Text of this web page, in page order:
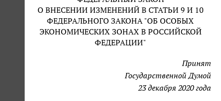
О ВНЕСЕНИИ ИЗМЕНЕНИЙ В СТАТЬИ 9 И 10
ФЕДЕРАЛЬНОГО ЗАКОНА "ОБ ОСОБЫХ
ЭКОНОМИЧЕСКИХ ЗОНАХ В РОССИЙСКОЙ
ФЕДЕРАЦИИ"
Принят
Государственной Думой
23 декабря 2020 года